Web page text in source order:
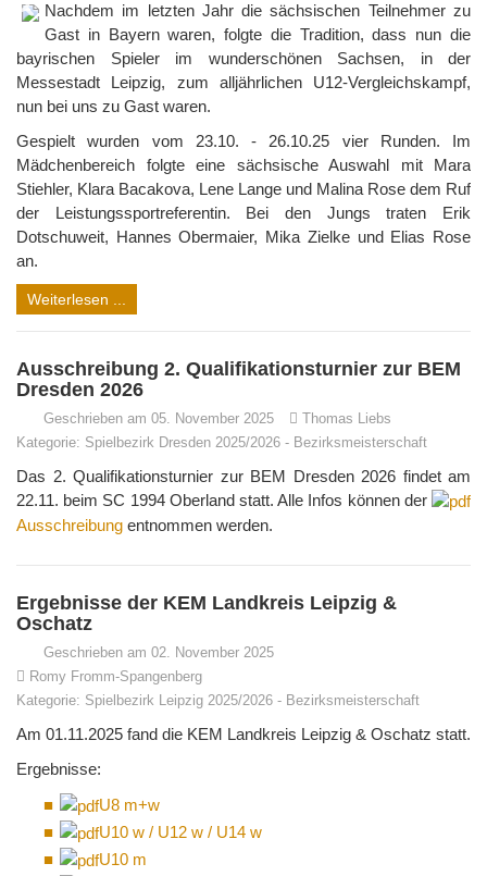
Nachdem im letzten Jahr die sächsischen Teilnehmer zu
Gast in Bayern waren, folgte die Tradition, dass nun die
bayrischen Spieler im wunderschönen Sachsen, in der
Messestadt Leipzig, zum alljährlichen U12-Vergleichskampf,
nun bei uns zu Gast waren.
Gespielt wurden vom 23.10. - 26.10.25 vier Runden. Im
Mädchenbereich folgte eine sächsische Auswahl mit Mara
Stiehler, Klara Bacakova, Lene Lange und Malina Rose dem Ruf
der Leistungssportreferentin. Bei den Jungs traten Erik
Dotschuweit, Hannes Obermaier, Mika Zielke und Elias Rose
an.
Weiterlesen ...
Ausschreibung 2. Qualifikationsturnier zur BEM
Dresden 2026
Geschrieben am 05. November 2025
Thomas Liebs
Kategorie: Spielbezirk Dresden 2025/2026 - Bezirksmeisterschaft
Das 2. Qualifikationsturnier zur BEM Dresden 2026 findet am
22.11. beim SC 1994 Oberland statt. Alle Infos können der
Ausschreibung entnommen werden.
Ergebnisse der KEM Landkreis Leipzig &
Oschatz
Geschrieben am 02. November 2025
Romy Fromm-Spangenberg
Kategorie: Spielbezirk Leipzig 2025/2026 - Bezirksmeisterschaft
Am 01.11.2025 fand die KEM Landkreis Leipzig & Oschatz statt.
Ergebnisse:
U8 m+w
U10 w / U12 w / U14 w
U10 m